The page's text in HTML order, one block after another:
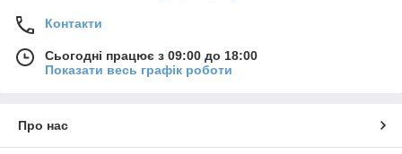
Контакти
Сьогодні працює з 09:00 до 18:00
Показати весь графік роботи
Про нас